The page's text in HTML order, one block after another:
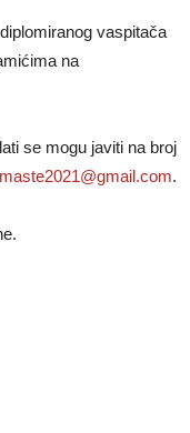
vaspitača
na
se mogu javiti na broj
.